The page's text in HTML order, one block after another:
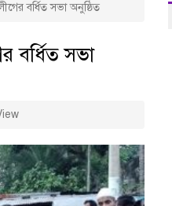
বর্ধিত সভা অনুষ্ঠিত
বর্ধিত সভা